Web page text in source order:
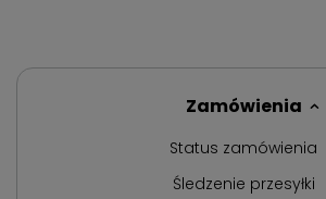
Zamówienia
Status zamówienia
Śledzenie przesyłki